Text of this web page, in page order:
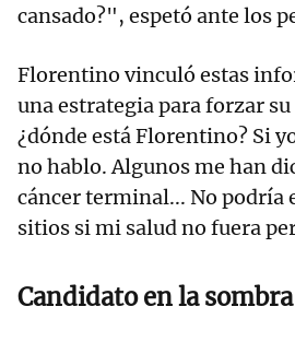
cansado?", espetó ante los
Florentino vinculó estas
una estrategia para forzar
¿dónde está Florentino? Si
no hablo. Algunos me han
cáncer terminal... No podría
sitios si mi salud no fuera
Candidato en la sombra